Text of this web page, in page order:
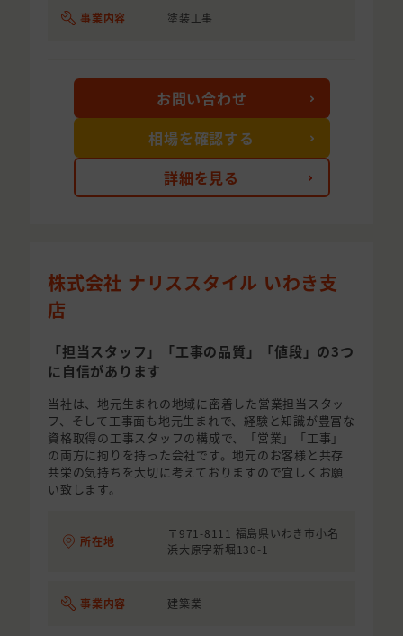
事業内容 塗装工事
詳細を見る
お問い合わせ
相場を確認する
株式会社 ナリススタイル いわき支
店
「担当スタッフ」「工事の品質」「値段」の3つ
に自信があります
当社は、地元生まれの地域に密着した営業担当スタッ
フ、そして工事面も地元生まれで、経験と知識が豊富な
資格取得の工事スタッフの構成で、「営業」「工事」
の両方に拘りを持った会社です。地元のお客様と共存
共栄の気持ちを大切に考えておりますので宜しくお願
い致します。
所在地
〒971-8111 福島県いわき市小名
浜大原字新堀130-1
事業内容 建築業